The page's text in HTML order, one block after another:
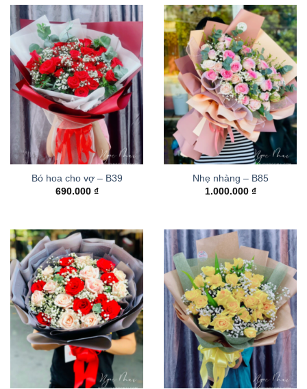
Bó hoa cho vợ – B39
690.000 ₫
Nhẹ nhàng – B85
1.000.000 ₫